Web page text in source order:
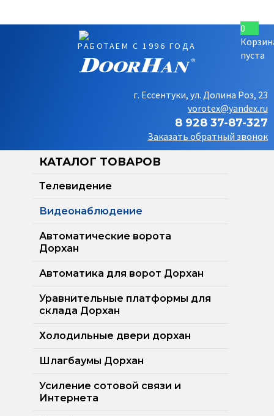
РАБОТАЕМ С 1996 ГОДА
г. Ессентуки, ул. Долина Роз, 23
vorotex@yandex.ru
8 928 37-87-327
Заказать обратный звонок
0
пуста
КАТАЛОГ ТОВАРОВ
Телевидение
Видеонаблюдение
Автоматические ворота
Дорхан
Автоматика для ворот Дорхан
Уравнительные платформы для
склада Дорхан
Холодильные двери дорхан
Шлагбаумы Дорхан
Усиление сотовой связи и
Интернета